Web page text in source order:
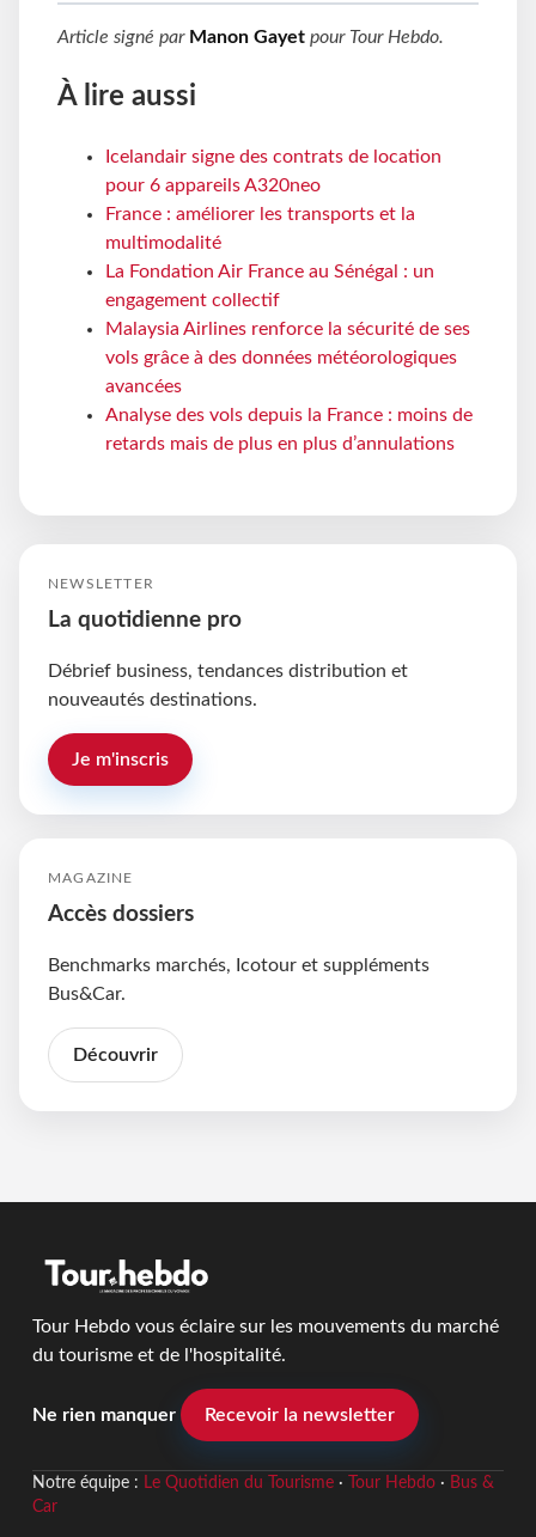
Article signé par Manon Gayet pour Tour Hebdo.
À lire aussi
Icelandair signe des contrats de location
pour 6 appareils A320neo
France : améliorer les transports et la
multimodalité
La Fondation Air France au Sénégal : un
engagement collectif
Malaysia Airlines renforce la sécurité de ses
vols grâce à des données météorologiques
avancées
Analyse des vols depuis la France : moins de
retards mais de plus en plus d’annulations
NEWSLETTER
La quotidienne pro
Débrief business, tendances distribution et
nouveautés destinations.
Je m'inscris
MAGAZINE
Accès dossiers
Benchmarks marchés, Icotour et suppléments
Bus&Car.
Découvrir
Tour Hebdo vous éclaire sur les mouvements du marché
du tourisme et de l'hospitalité.
Ne rien manquer Recevoir la newsletter
Notre équipe : Le Quotidien du Tourisme· Tour Hebdo· Bus &
Car